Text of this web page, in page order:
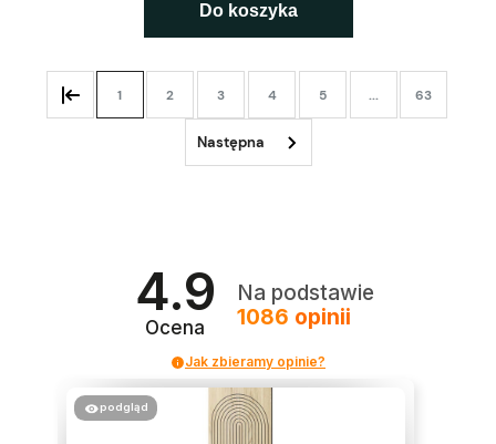
Do koszyka
1 2 3 4 5 ... 63
4.9
Ocena
Na podstawie
1086 opinii
Jak zbieramy opinie?
podgląd